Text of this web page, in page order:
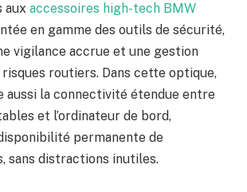
aux accessoires high-tech BMW
en gamme des outils de sécurité,
vigilance accrue et une gestion
routiers. Dans cette optique,
aussi la connectivité étendue entre
et l’ordinateur de bord,
permanente de
sans distractions inutiles.